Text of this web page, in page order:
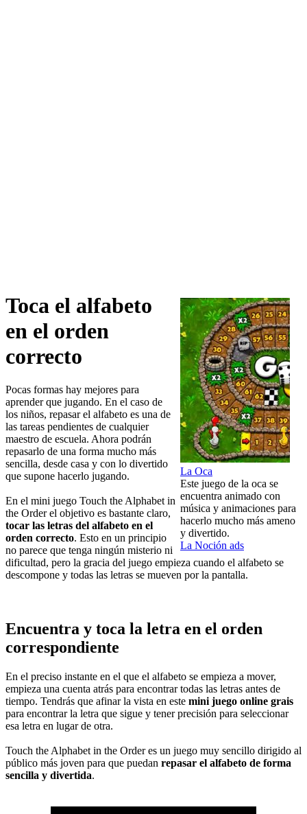
La Oca
Este juego de la oca se
encuentra animado con
música y animaciones para
hacerlo mucho más ameno
y divertido.
La Noción ads
Toca el alfabeto
en el orden
correcto
Pocas formas hay mejores para
aprender que jugando. En el caso de
los niños, repasar el alfabeto es una de
las tareas pendientes de cualquier
maestro de escuela. Ahora podrán
repasarlo de una forma mucho más
sencilla, desde casa y con lo divertido
que supone hacerlo jugando.
En el mini juego Touch the Alphabet in
the Order el objetivo es bastante claro,
tocar las letras del alfabeto en el
orden correcto. Esto en un principio
no parece que tenga ningún misterio ni
dificultad, pero la gracia del juego empieza cuando el alfabeto se
descompone y todas las letras se mueven por la pantalla.
Encuentra y toca la letra en el orden
correspondiente
En el preciso instante en el que el alfabeto se empieza a mover,
empieza una cuenta atrás para encontrar todas las letras antes de
tiempo. Tendrás que afinar la vista en este mini juego online grais
para encontrar la letra que sigue y tener precisión para seleccionar
esa letra en lugar de otra.
Touch the Alphabet in the Order es un juego muy sencillo dirigido al
público más joven para que puedan repasar el alfabeto de forma
sencilla y divertida.